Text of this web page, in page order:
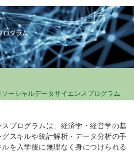
ーシャルデータサイエンスプログラム
プログラムは、経済学・経営学の基
スキルや統計解析・データ分析の手
を入学後に無理なく身につけられる